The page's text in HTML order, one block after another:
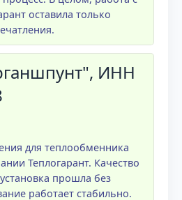
оставила только
ИНН
для теплообменника
Теплогарант. Качество
прошла без
работает стабильно.